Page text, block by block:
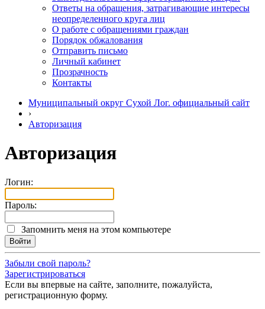
Ответы на обращения, затрагивающие интересы
неопределенного круга лиц
О работе с обращениями граждан
Порядок обжалования
Отправить письмо
Личный кабинет
Прозрачность
Контакты
Муниципальный округ Сухой Лог. официальный сайт
›
Авторизация
Авторизация
Логин:
Пароль:
Запомнить меня на этом компьютере
Забыли свой пароль?
Зарегистрироваться
Если вы впервые на сайте, заполните, пожалуйста,
регистрационную форму.